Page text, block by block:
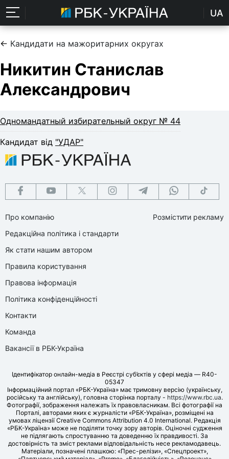
UA
← Кандидати на мажоритарних округах
Никитин Станислав
Александрович
Одномандатный избирательный округ № 44
Кандидат від "УДАР"
Про компанію
Редакційна політика і стандарти
Як стати нашим автором
Правила користування
Правова інформація
Політика конфіденційності
Контакти
Команда
Вакансії в РБК-Україна
Розмістити рекламу
Ідентифікатор онлайн-медіа в Реєстрі суб’єктів у сфері медіа — R40-
05347
Інформаційний портал «РБК-Україна» має тримовну версію (українську,
російську та англійську), головна сторінка порталу - https://www.rbc.ua.
Фотографії, зображення належать їх правовласникам. Всі фотографії на
Порталі, авторами яких є журналісти «РБК-Україна», розміщені на
умовах ліцензії Creative Commons Attribution 4.0 International. Редакція
«РБК-Україна» може не поділяти точку зору авторів. Оціночні судження
не підлягають спростуванню та доведенню їх правдивості. За
достовірність та зміст реклами відповідальність несе рекламодавець.
Матеріали, позначені плашкою: «Прес-релізи», «Спецпроект»,